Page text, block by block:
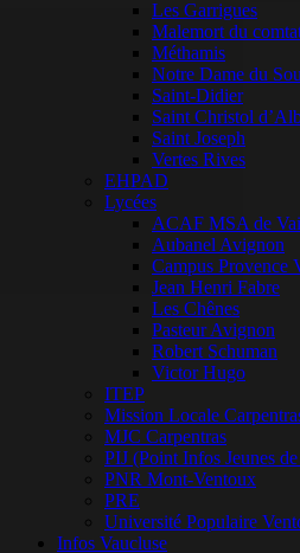
Les Garrigues
Malemort du
Méthamis
Notre Dame du
Saint-Didier
Saint Christol
Saint Joseph
Vertes Rives
EHPAD
Lycées
ACAF MSA de
Aubanel Avignon
Campus Provence
Jean Henri Fabre
Les Chênes
Pasteur Avignon
Robert Schuman
Victor Hugo
ITEP
Mission Locale
MJC Carpentras
PIJ (Point Infos Jeunes
PNR Mont-Ventoux
PRE
Université Populaire
Infos Vaucluse